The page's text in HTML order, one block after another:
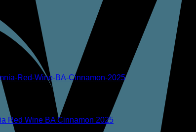
Red Wine BA Cinnamon 2025